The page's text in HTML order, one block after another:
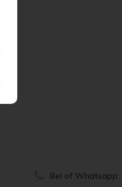
Bel of Whatsapp: